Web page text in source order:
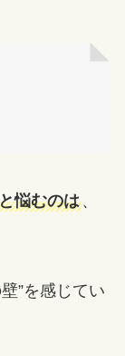
悩むのは、
”を感じてい